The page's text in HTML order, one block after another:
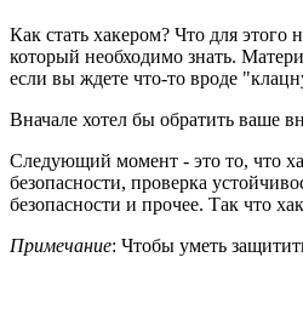
Как стать хакером? Что для этого
который необходимо знать.
если вы ждете что-то вроде
Вначале хотел бы обратить ваше
Следующий момент - это то, что
безопасности, проверка
безопасности и прочее. Так что
Примечание: Чтобы уметь